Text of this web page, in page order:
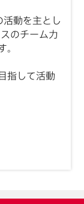
動を主とし
のチーム力
指して活動